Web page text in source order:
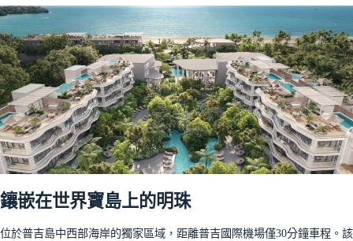
鑲嵌在世界寶島上的明珠
位於普吉島中西部海岸的獨家區域，距離普吉國際機場僅30分鐘車程。該